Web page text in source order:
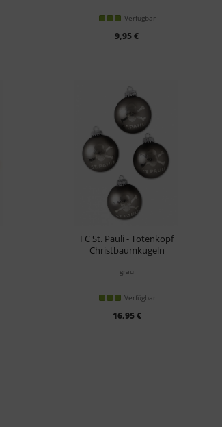
Verfügbar
9,95 €
FC St. Pauli - Totenkopf
Christbaumkugeln
grau
Verfügbar
16,95 €